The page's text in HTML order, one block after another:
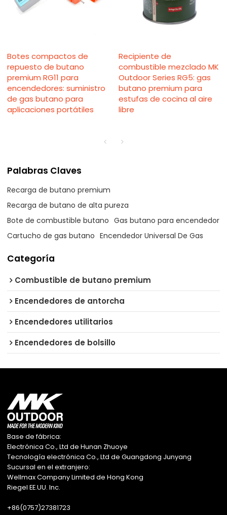
Botes compactos de
repuesto de butano
premium RG11 para
encendedores: suministro
de gas butano para
aplicaciones portátiles
Recipiente de
combustible mezclado MK
Outdoor Series RG5: gas
butano premium para
estufas de cocina al aire
libre
Palabras Claves
Recarga de butano premium
Recarga de butano de alta pureza
Bote de combustible butano Gas butano para encendedor
Cartucho de gas butano Encendedor Universal De Gas
Categoría
Combustible de butano premium
Encendedores de antorcha
Encendedores utilitarios
Encendedores de bolsillo
Base de fábrica:
Electrónica Co., Ltd de Hunan Zhuoye
Tecnología electrónica Co., Ltd de Guangdong Junyang
Sucursal en el extranjero:
Wellmax Company Limited de Hong Kong
Riegel EE.UU. Inc.
+86(0757)27381723